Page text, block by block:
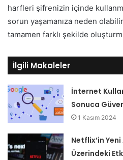
harfleri şifrenizin içinde
sorun yaşamanıza neden
tamamen farklı şekilde
İlgili Makaleler
İnternet
Sonuca
1 Kasım 2024
Netflix’in Yeni
Üzerindeki